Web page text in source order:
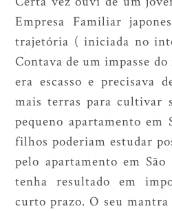
Empresa Familiar
trajetória ( iniciada no
Contava de um impasse
era escasso e precisava
mais terras para cultivar
pequeno apartamento em
filhos poderiam estudar
pelo apartamento em
tenha resultado em
curto prazo. O seu